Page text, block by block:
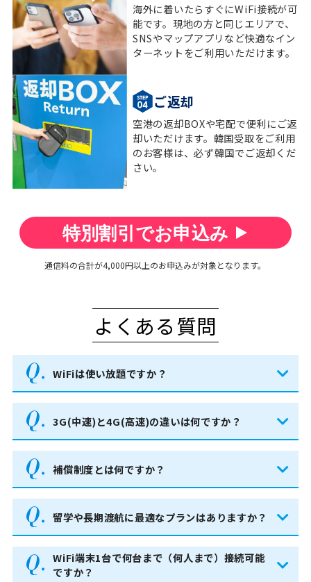
海外に着いたらすぐにWiFi接続が可
能です。現地の方と同じエリアで、
SNSやマップアプリなど快適なイン
ターネットをご利用いただけます。
ご返却
空港の返却BOXや宅配で便利にご返
却いただけます。韓国受取をご利用
のお客様は、必ず韓国でご返却くだ
さい。
特別割引でお申込み
通信料の合計が4,000円以上のお申込みが対象となります。
よくある質問
WiFiは使い放題ですか？
3G(中速)と4G(高速)の違いは何ですか？
補償制度とは何ですか？
留学や長期渡航に最適なプランはありますか？
WiFi端末1台で何台まで（何人まで）接続可能
ですか？